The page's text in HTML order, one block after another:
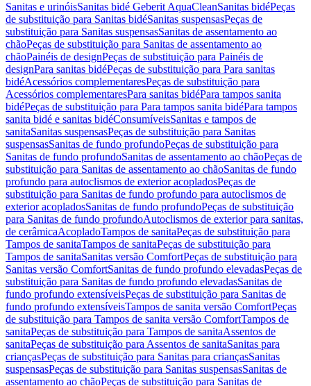
Sanitas e urinóisSanitas bidé Geberit AquaCleanSanitas bidéPeças
de substituição para Sanitas bidéSanitas suspensasPeças de
substituição para Sanitas suspensasSanitas de assentamento ao
chãoPeças de substituição para Sanitas de assentamento ao
chãoPainéis de designPeças de substituição para Painéis de
designPara sanitas bidéPeças de substituição para Para sanitas
bidéAcessórios complementaresPeças de substituição para
Acessórios complementaresPara sanitas bidéPara tampos sanita
bidéPeças de substituição para Para tampos sanita bidéPara tampos
sanita bidé e sanitas bidéConsumíveisSanitas e tampos de
sanitaSanitas suspensasPeças de substituição para Sanitas
suspensasSanitas de fundo profundoPeças de substituição para
Sanitas de fundo profundoSanitas de assentamento ao chãoPeças de
substituição para Sanitas de assentamento ao chãoSanitas de fundo
profundo para autoclismos de exterior acopladosPeças de
substituição para Sanitas de fundo profundo para autoclismos de
exterior acopladosSanitas de fundo profundoPeças de substituição
para Sanitas de fundo profundoAutoclismos de exterior para sanitas,
de cerâmicaAcopladoTampos de sanitaPeças de substituição para
Tampos de sanitaTampos de sanitaPeças de substituição para
Tampos de sanitaSanitas versão ComfortPeças de substituição para
Sanitas versão ComfortSanitas de fundo profundo elevadasPeças de
substituição para Sanitas de fundo profundo elevadasSanitas de
fundo profundo extensíveisPeças de substituição para Sanitas de
fundo profundo extensíveisTampos de sanita versão ComfortPeças
de substituição para Tampos de sanita versão ComfortTampos de
sanitaPeças de substituição para Tampos de sanitaAssentos de
sanitaPeças de substituição para Assentos de sanitaSanitas para
criançasPeças de substituição para Sanitas para criançasSanitas
suspensasPeças de substituição para Sanitas suspensasSanitas de
assentamento ao chãoPeças de substituição para Sanitas de